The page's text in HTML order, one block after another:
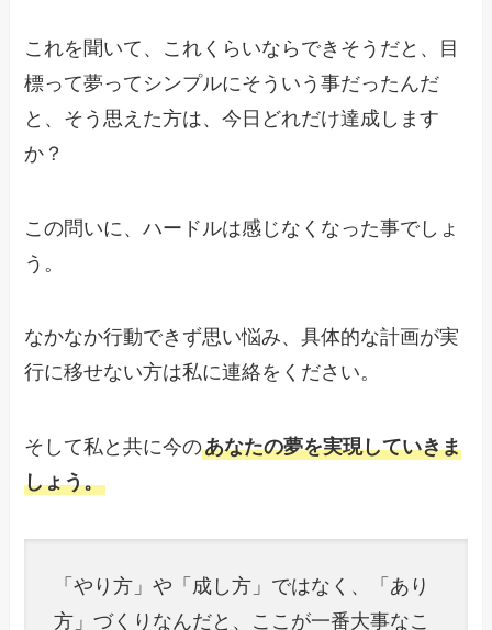
これを聞いて、これくらいならできそうだと、目
標って夢ってシンプルにそういう事だったんだ
と、そう思えた方は、今日どれだけ達成します
か？
この問いに、ハードルは感じなくなった事でしょ
う。
なかなか行動できず思い悩み、具体的な計画が実
行に移せない方は私に連絡をください。
そして私と共に今のあなたの夢を実現していきま
しょう。
「やり方」や「成し方」ではなく、「あり
方」づくりなんだと、ここが一番大事なこ